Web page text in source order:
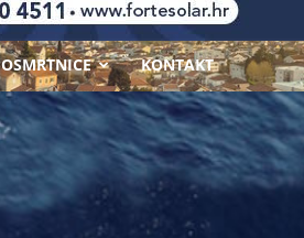
OSMRTNICE KONTAKT